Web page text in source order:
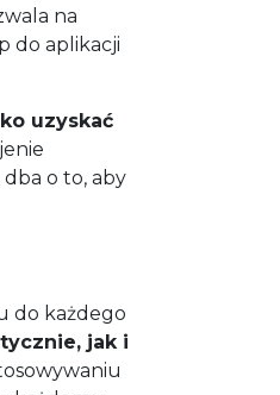
na
do aplikacji
uzyskać
o to, aby
do każdego
jak i